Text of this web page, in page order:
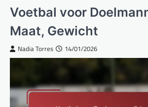
Voetbal voor
Maat, Gewicht
Nadia Torres 14/01/2026